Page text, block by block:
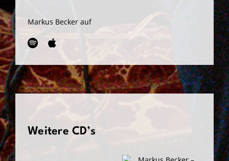
Markus Becker auf
Weitere CD’s